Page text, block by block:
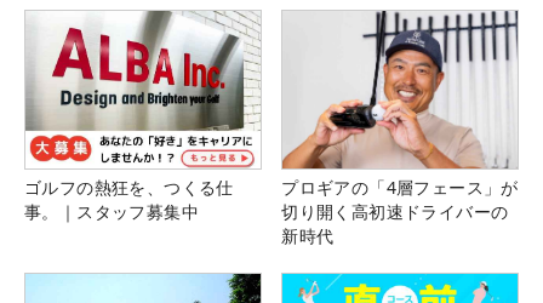
ゴルフの熱狂を、つくる仕
事。｜スタッフ募集中
プロギアの「4層フェース」が
切り開く高初速ドライバーの
新時代